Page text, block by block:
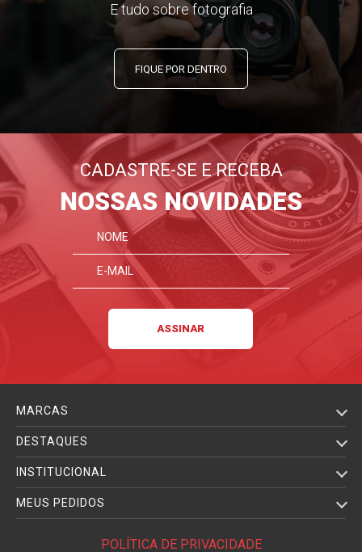
E tudo sobre fotografia
FIQUE POR DENTRO
CADASTRE-SE E RECEBA
NOSSAS NOVIDADES
MARCAS
DESTAQUES
INSTITUCIONAL
MEUS PEDIDOS
POLÍTICA DE PRIVACIDADE